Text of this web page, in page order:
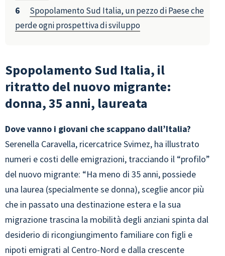
Spopolamento Sud Italia, un pezzo di Paese che
perde ogni prospettiva di sviluppo
Spopolamento Sud Italia, il
ritratto del nuovo migrante:
donna, 35 anni, laureata
Dove vanno i giovani che scappano dall’Italia?
Serenella Caravella, ricercatrice Svimez, ha illustrato
numeri e costi delle emigrazioni, tracciando il “profilo”
del nuovo migrante: “Ha meno di 35 anni, possiede
una laurea (specialmente se donna), sceglie ancor più
che in passato una destinazione estera e la sua
migrazione trascina la mobilità degli anziani spinta dal
desiderio di ricongiungimento familiare con figli e
nipoti emigrati al Centro-Nord e dalla crescente